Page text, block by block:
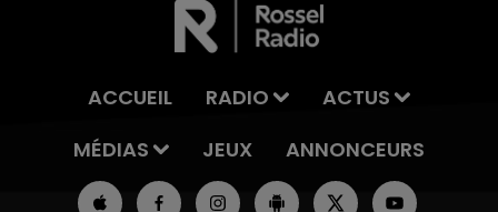
ACCUEIL RADIO
ACTUS
MÉDIAS
JEUX ANNONCEURS